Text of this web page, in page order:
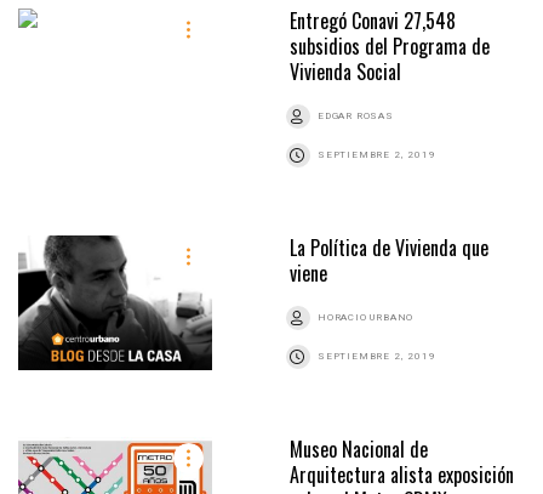
Entregó Conavi 27,548
subsidios del Programa de
Vivienda Social
EDGAR ROSAS
SEPTIEMBRE 2, 2019
La Política de Vivienda que
viene
HORACIO URBANO
SEPTIEMBRE 2, 2019
Museo Nacional de
Arquitectura alista exposición